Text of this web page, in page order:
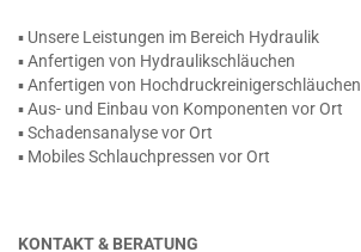
▪ Unsere Leistungen im Bereich Hydraulik
▪ Anfertigen von Hydraulikschläuchen
▪ Anfertigen von Hochdruckreinigerschläuchen
▪ Aus- und Einbau von Komponenten vor Ort
▪ Schadensanalyse vor Ort
▪ Mobiles Schlauchpressen vor Ort
KONTAKT & BERATUNG